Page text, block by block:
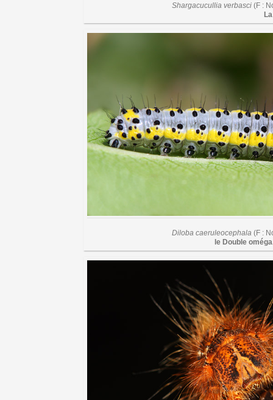
Shargacucullia verbasci(F :
Diloba caeruleocephala (F :
le Double